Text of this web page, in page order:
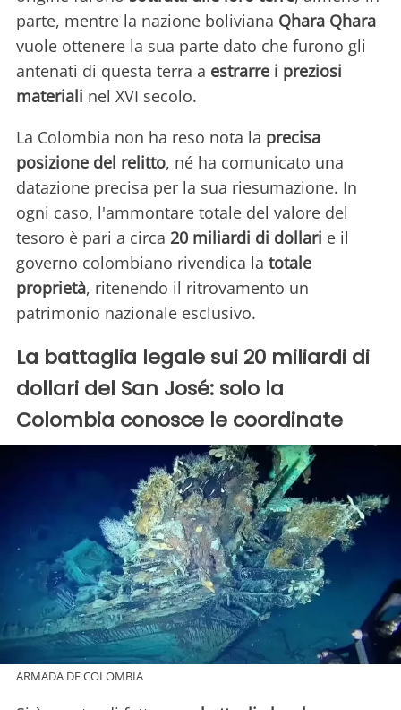
parte, mentre la nazione boliviana Qhara Qhara
vuole ottenere la sua parte dato che furono gli
antenati di questa terra a estrarre i preziosi
materiali nel XVI secolo.
La Colombia non ha reso nota la precisa
posizione del relitto, né ha comunicato una
datazione precisa per la sua riesumazione. In
ogni caso, l'ammontare totale del valore del
tesoro è pari a circa 20 miliardi di dollari e il
governo colombiano rivendica la totale
proprietà, ritenendo il ritrovamento un
patrimonio nazionale esclusivo.
La battaglia legale sui 20 miliardi di
dollari del San José: solo la
Colombia conosce le coordinate
ARMADA DE COLOMBIA